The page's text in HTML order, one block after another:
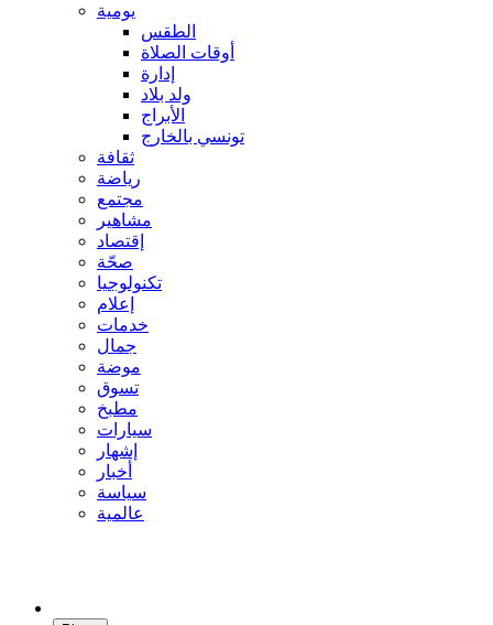
يومية
الطقس
أوقات الصلاة
إدارة
ولد بلاد
الأبراج
تونسي بالخارج
ثقافة
رياضة
مجتمع
مشاهير
إقتصاد
صحّة
تكنولوجيا
إعلام
خدمات
جمال
موضة
تسوق
مطبخ
سيارات
إشهار
أخبار
سياسة
عالمية